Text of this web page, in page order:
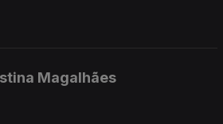
Magalhães